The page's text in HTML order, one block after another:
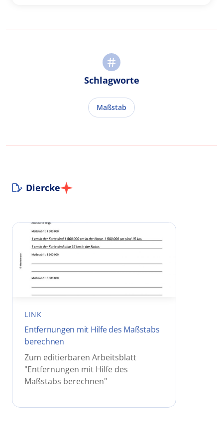
Schlagworte
Maßstab
Diercke
LINK
Entfernungen mit Hilfe des Maßstabs
berechnen
Zum editierbaren Arbeitsblatt
"Entfernungen mit Hilfe des
Maßstabs berechnen"